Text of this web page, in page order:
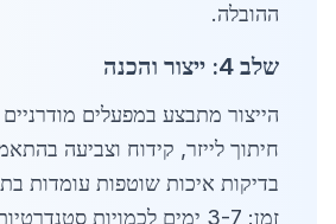
ההובלה.
שלב 4: ייצור והכנה
הייצור מתבצע במפעלים
חיתוך לייזר, קידוח וצביעה
זמן: 3-7 ימים לכמויות